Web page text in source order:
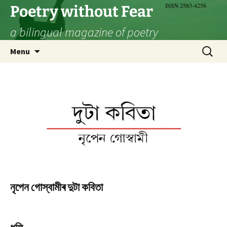
Skip
content
Poetry without Fear
a bilingual magazine of poetry
Menu
Search
for:
নৃপেন গোস্বামীৰ দুটা কবিতা